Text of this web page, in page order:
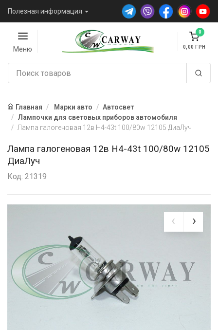
Полезная информация
Меню
0
0,00
Главная Марки авто
Автосвет
Лампочки для световых приборов автомобиля
Лампа галогеновая 12в Н4-43t 100/80w 12105 ДиаЛуч
Лампа галогеновая 12в Н4-43t 100/80w 12105
ДиаЛуч
Код: 21319